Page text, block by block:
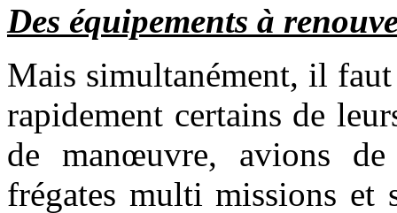
Des équipements à
Mais simultanément, il
rapidement certains de
de manœuvre, avions
frégates multi missions et